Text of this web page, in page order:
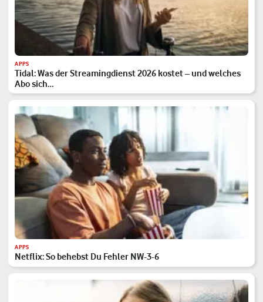
APPS
Tidal: Was der Streamingdienst 2026 kostet – und welches
Abo sich…
APPS
Netflix: So behebst Du Fehler NW-3-6